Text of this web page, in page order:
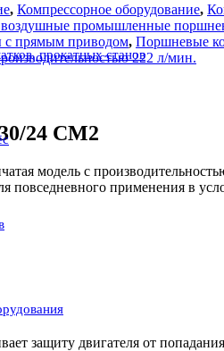
прокатных станов
, Компрессорное оборудование,
промышленные
с прямым приводом, Поршневые
222 л/мин.
24 CM2
модель с
применения в
защиту двигателя от